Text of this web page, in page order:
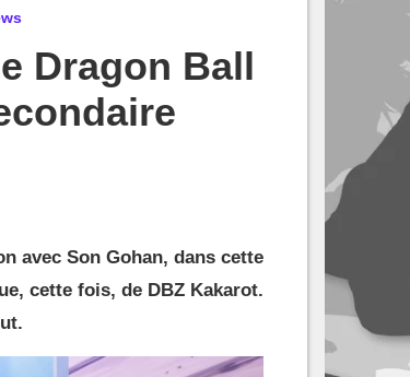
Dragon Ball
avec Son Gohan, dans cette
cette fois, de DBZ Kakarot.